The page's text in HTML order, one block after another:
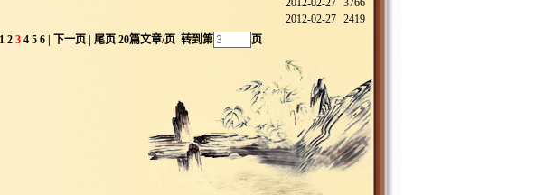
2012-02-27
3766
2012-02-27
2419
1 2 3 4 5 6 下一页 尾页 20篇文章/页 转到第 页